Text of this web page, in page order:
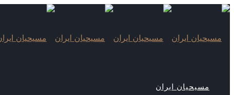
مسیحیان ایران